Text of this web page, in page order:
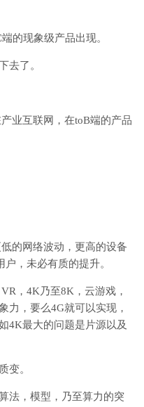
的现象级产品出现。
去了。
业互联网，在toB端的产品
的网络波动，更高的设备
，未必有质的提升。
，4K乃至8K，云游戏，
力，要么4G就可以实现，
4K最大的问题是片源以及
变。
法，模型，乃至算力的突